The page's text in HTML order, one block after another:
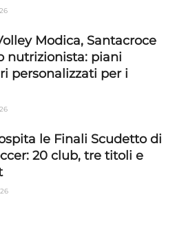
Modica, Santacroce
nutrizionista: piani
personalizzati per i
le Finali Scudetto di
20 club, tre titoli e